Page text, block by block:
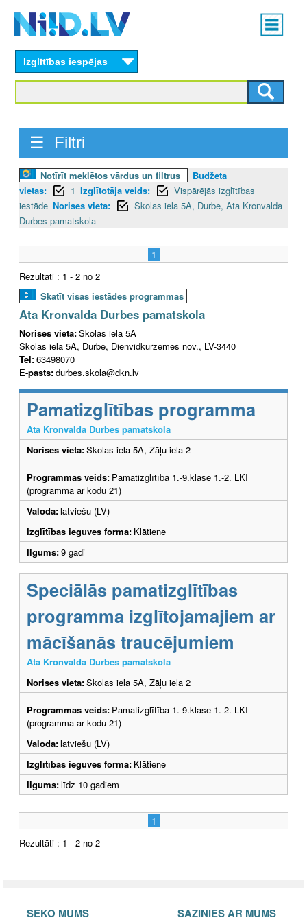
content
Main
menu
Izglītības iespējas
☰ Filtri
Notīrīt meklētos vārdus un filtrus
Budžeta
vietas:
1 Izglītotāja veids:
Vispārējās izglītības
iestāde Norises vieta:
Skolas iela 5A, Durbe, Ata Kronvalda
Durbes pamatskola
1
Rezultāti : 1 - 2 no 2
Skatīt visas iestādes programmas
Ata Kronvalda Durbes pamatskola
Norises vieta:Skolas iela 5A
Skolas iela 5A, Durbe, Dienvidkurzemes nov., LV-3440
Tel:63498070
E-pasts:durbes.skola@dkn.lv
Pamatizglītības programma
Ata Kronvalda Durbes pamatskola
Norises vieta:Skolas iela 5A, Zāļu iela 2
Programmas veids: Pamatizglītība 1.-9.klase 1.-2. LKI
(programma ar kodu 21)
Valoda:latviešu (LV)
Izglītības ieguves forma: Klātiene
Ilgums:9 gadi
Speciālās pamatizglītības
programma izglītojamajiem ar
mācīšanās traucējumiem
Ata Kronvalda Durbes pamatskola
Norises vieta:Skolas iela 5A, Zāļu iela 2
Programmas veids: Pamatizglītība 1.-9.klase 1.-2. LKI
(programma ar kodu 21)
Valoda:latviešu (LV)
Izglītības ieguves forma: Klātiene
Ilgums:līdz 10 gadiem
1
Rezultāti : 1 - 2 no 2
SEKO MUMS SAZINIES AR MUMS